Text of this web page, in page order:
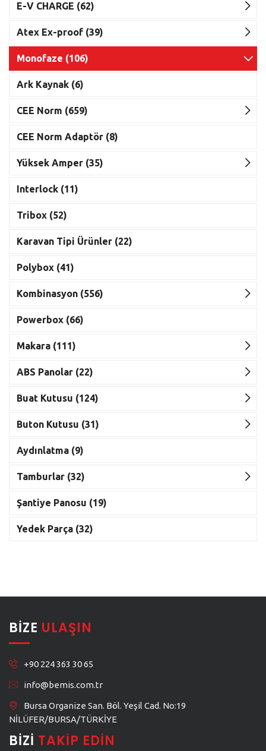
E-V CHARGE (62)
Atex Ex-proof (39)
Monofaze (106)
Ark Kaynak (6)
CEE Norm (659)
CEE Norm Adaptör (8)
Yüksek Amper (35)
Interlock (11)
Tribox (52)
Karavan Tipi Ürünler (22)
Polybox (41)
Kombinasyon (556)
Powerbox (66)
Makara (111)
ABS Panolar (22)
Buat Kutusu (124)
Buton Kutusu (31)
Aydınlatma (9)
Tamburlar (32)
Şantiye Panosu (19)
Yedek Parça (32)
BIZE ULAŞIN
+90 224 363 30 65
info@bemis.com.tr
Bursa Organize San. Böl. Yeşil Cad. No:19
NİLÜFER/BURSA/TÜRKİYE
BIZI TAKIP EDIN